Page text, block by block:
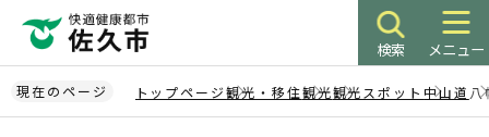
ペ
ー
ジ
検索 メニュー
現在のページ トップページ観光・移住観光観光スポット 中山道 八